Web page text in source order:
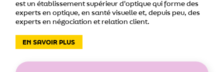
est un établissement supérieur d'optique qui forme des
experts en optique, en santé visuelle et, depuis peu, des
experts en négociation et relation client.
EN SAVOIR PLUS